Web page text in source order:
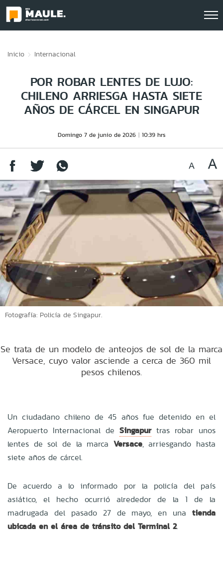
Inicio Internacional
POR ROBAR LENTES DE LUJO:
CHILENO ARRIESGA HASTA SIETE
AÑOS DE CÁRCEL EN SINGAPUR
Domingo 7 de junio de 2026 10:39 hrs
Fotografía: Policía de Singapur.
Se trata de un modelo de anteojos de sol de la marca
Versace, cuyo valor asciende a cerca de 360 mil
pesos chilenos.
Un ciudadano chileno de 45 años fue detenido en el
Aeropuerto Internacional de Singapurtras robar unos
lentes de sol de la marca Versace, arriesgando hasta
siete años de cárcel.
De acuerdo a lo informado por la policía del país
asiático, el hecho ocurrió alrededor de la 1 de la
madrugada del pasado 27 de mayo, en una tienda
ubicada en el área de tránsito del Terminal 2.